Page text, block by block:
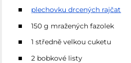
plechovku drcených rajčat
150 g mražených fazolek
1 středně velkou cuketu
2 bobkové listy